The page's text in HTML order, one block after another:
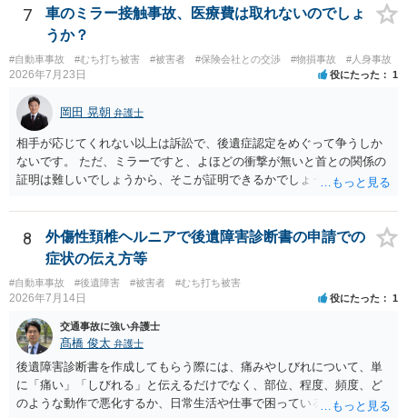
場合が多いこと イ 刑事事件に進む場合は，刑事弁護の話になるこ
と などの事情から，任意保険に入っていない場合など，特殊な場合以
外は，あまり顕在化する事情がないのだと思います。 ですから，加害
者側も弁護士が入っているケースは実際にはあるのです。 本件は，刑
事事件の面で問題となっています。 交通事故を発生した場合には，警
察に報告しなければなりません。道路交通法違反第７２条第１項後段
に不申告という形で定められています。本件は，これに客観的には該
当することがはっきりしている事案です。ですから「単なる交通事故
から，刑事事件になりそうな…」ではなく，刑事事件の対象となるこ
とがはっきりしている事案です。 自分は逃げていないという認識でし
ょう。そのため，故意を否認している形になるのですが，「現場から
離れる」→「コンビニで駐車」→「しばらく待機」→「徒歩で現場に
戻る→誰もいないから警察に連絡しないで帰る」という流れの中で，
事故を起こした認識があるから現場に戻っているはずなのに，どうし
て警察に連絡しないのだろうという話になっているのだと思います。
そして，捜査機関としては，解離性健忘の影響で報告できなかった事
情が見当たらないのだと思います。このような点を意識された上で，
警察の方に事実を理解してもらえるように説明することが，相談者の
認識に沿った解決につながるように思います。 警察からすると，事故
の現場から離れて様子を窺い、事故として取り扱われているかいない
かを確認して，警察がきていないから事故が発生していないことで済
ませればいいだろうと思って報告しなかったのではないかと疑ってい
るのだと思います。不救護・不申告の方が，事故後に現場に戻る話
7
車のミラー接触事故、医療費は取れないのでしょ
うか？
#自動車事故 #むち打ち被害 #被害者 #保険会社との交渉 #物損事故 #人身事故
2026年7月23日 役にたった 1
岡田 晃朝 弁護士
相手が応じてくれない以上は訴訟で、後遺症認定をめぐって争うしか
ないです。 ただ、ミラーですと、よほどの衝撃が無いと首との関係の
証明は難しいでしょうから、そこが証明できるかでしょうね。
8
外傷性頚椎ヘルニアで後遺障害診断書の申請での
症状の伝え方等
#自動車事故 #後遺障害 #被害者 #むち打ち被害
2026年7月14日 役にたった 1
交通事故に強い弁護士
髙橋 俊太 弁護士
後遺障害診断書を作成してもらう際には、痛みやしびれについて、単
に「痛い」「しびれる」と伝えるだけでなく、部位、程度、頻度、ど
のような動作で悪化するか、日常生活や仕事で困っていることを具体